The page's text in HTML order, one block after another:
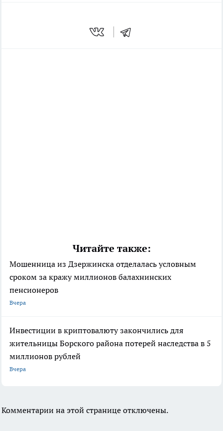
Читайте также:
Мошенница из Дзержинска отделалась условным
сроком за кражу миллионов балахнинских
пенсионеров
Вчера
Инвестиции в криптовалюту закончились для
жительницы Борского района потерей наследства в 5
миллионов рублей
Вчера
Комментарии на этой странице отключены.